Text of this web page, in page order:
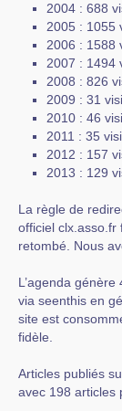
2004 : 688
2005 : 1055
2006 : 1588
2007 : 1494
2008 : 826
2009 : 31
2010 : 46
2011 : 35
2012 : 157
2013 : 129
La règle de
officiel clx.asso.fr
retombé. Nous
L’agenda
via seenthis en
site est
fidèle.
Articles publiés
avec 198 articles